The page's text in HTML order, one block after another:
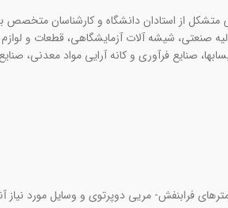
از استادان دانشگاه و کارشناسان
صنعتی، شیشه ­آلات آزمایشگاهی، قطعات و
صنایع فرآوری و کانه­ آرایی مواد معدنی،
فرابنفش- مریی دوپرتوی و وسایل مورد نیاز